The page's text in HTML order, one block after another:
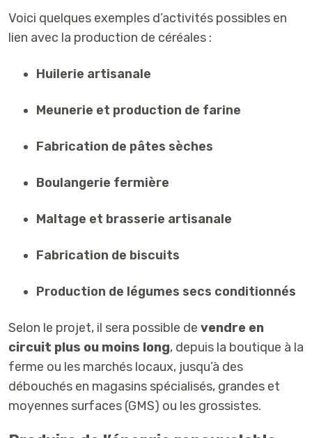
Voici quelques exemples d’activités possibles en
lien avec la production de céréales :
Huilerie artisanale
Meunerie et production de farine
Fabrication de pâtes sèches
Boulangerie fermière
Maltage et brasserie artisanale
Fabrication de biscuits
Production de légumes secs conditionnés
Selon le projet, il sera possible de vendre en
circuit plus ou moins long, depuis la boutique à la
ferme ou les marchés locaux, jusqu’à des
débouchés en magasins spécialisés, grandes et
moyennes surfaces (GMS) ou les grossistes.